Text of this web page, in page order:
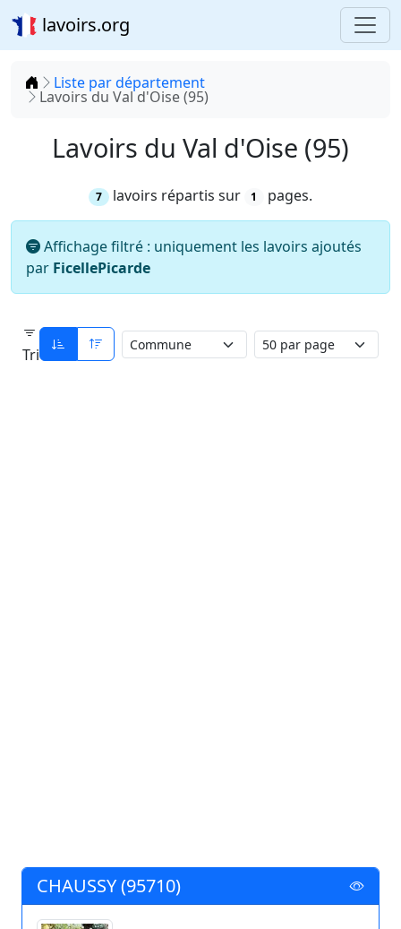
lavoirs.org
Accueil
Liste par département
Lavoirs du Val d'Oise (95)
Lavoirs du Val d'Oise (95)
7 lavoirs répartis sur 1 pages.
Affichage filtré : uniquement les lavoirs ajoutés
par FicellePicarde
Tri
CHAUSSY (95710)